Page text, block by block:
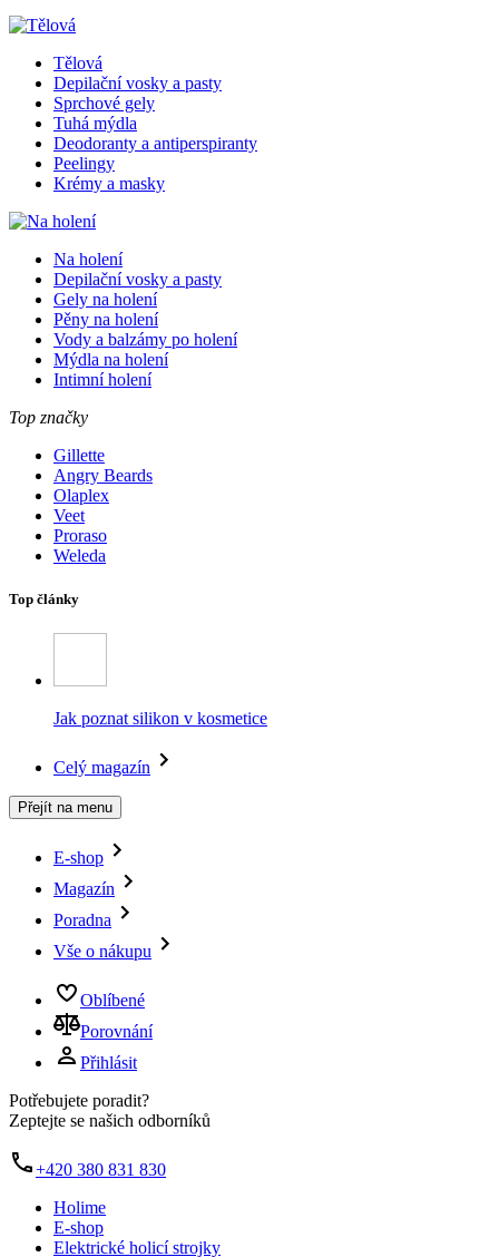
Tělová
Depilační vosky a pasty
Sprchové gely
Tuhá mýdla
Deodoranty a antiperspiranty
Peelingy
Krémy a masky
Na holení
Depilační vosky a pasty
Gely na holení
Pěny na holení
Vody a balzámy po holení
Mýdla na holení
Intimní holení
Top značky
Gillette
Angry Beards
Olaplex
Veet
Proraso
Weleda
Top články
Jak poznat silikon v kosmetice
Celý magazín
Přejít na menu
E-shop
Magazín
Poradna
Vše o nákupu
Oblíbené
Porovnání
Přihlásit
Potřebujete poradit?
Zeptejte se našich odborníků
+420 380 831 830
Holime
E-shop
Elektrické holicí strojky